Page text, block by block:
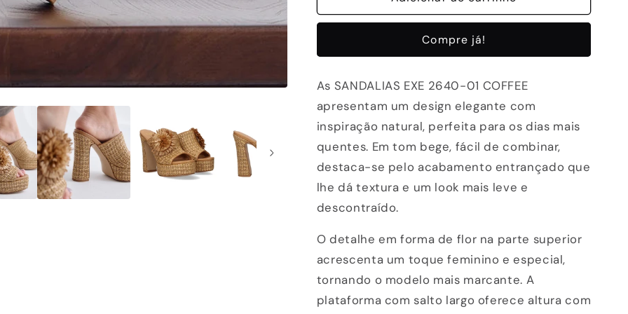
SANDALIAS
01
SANDALIAS
2640-
01
Compre já!
As SANDALIAS EXE 2640-01 COFFEE
apresentam um design elegante com
inspiração natural, perfeita para os dias mais
quentes. Em tom bege, fácil de combinar,
destaca-se pelo acabamento entrançado que
lhe dá textura e um look mais leve e
descontraído.
O detalhe em forma de flor na parte superior
acrescenta um toque feminino e especial,
tornando o modelo mais marcante. A
plataforma com salto largo oferece altura com